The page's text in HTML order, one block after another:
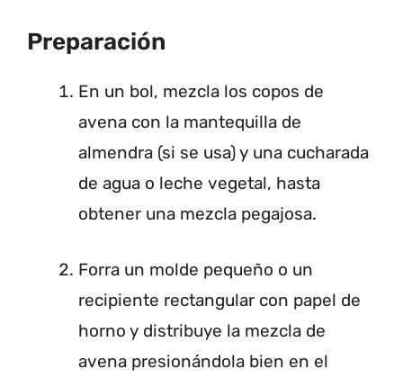
Preparación
En un bol, mezcla los copos de
avena con la mantequilla de
almendra (si se usa) y una cucharada
de agua o leche vegetal, hasta
obtener una mezcla pegajosa.
Forra un molde pequeño o un
recipiente rectangular con papel de
horno y distribuye la mezcla de
avena presionándola bien en el